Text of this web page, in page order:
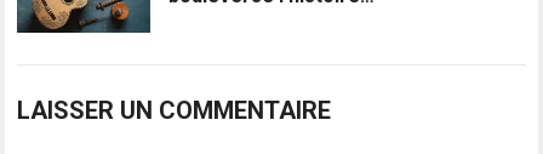
LAISSER UN COMMENTAIRE